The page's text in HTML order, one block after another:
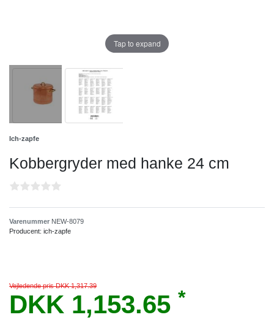
Tap to expand
Ich-zapfe
Kobbergryder med hanke 24 cm
Varenummer NEW-8079
Producent: ich-zapfe
Vejledende pris DKK 1,317.39
DKK 1,153.65 *